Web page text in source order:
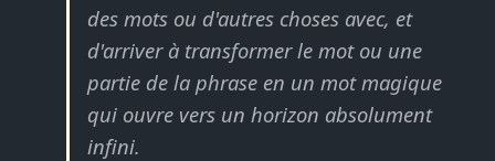
des mots ou d'autres choses avec, et
d'arriver à transformer le mot ou une
partie de la phrase en un mot magique
qui ouvre vers un horizon absolument
infini.